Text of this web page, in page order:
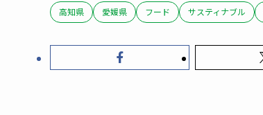
高知県 愛媛県 フード サスティナブル